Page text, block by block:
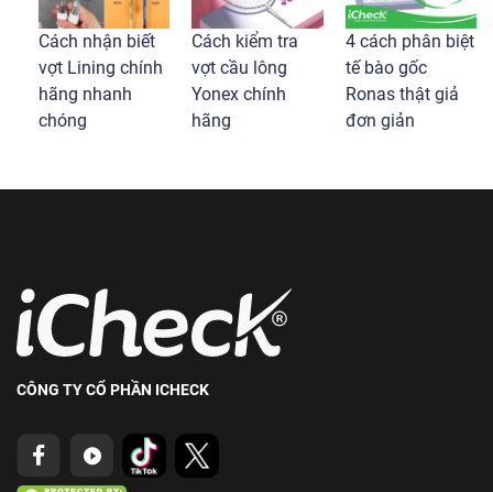
Cách nhận biết
vợt Lining chính
hãng nhanh
chóng
Cách kiểm tra
vợt cầu lông
Yonex chính
hãng
4 cách phân biệt
tế bào gốc
Ronas thật giả
đơn giản
CÔNG TY CỔ PHẦN ICHECK